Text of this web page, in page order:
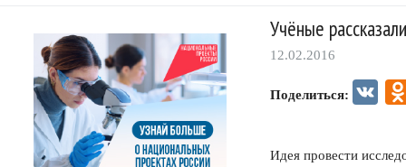
Учёные
12.02.2016
Поделиться: VK
Идея провести